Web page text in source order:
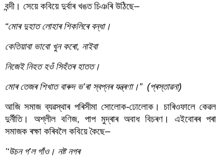
বন্দী। সেয়ে কবিয়ে দুৰ্বাৰ খঙত চিঞৰি উঠিছে–
“মোৰ দুহাত লোহাৰ শিকলিৰে বন্ধা।
কেতিয়াবা ভাবো খুন কৰো, নাইবা
নিজেই নিহত হওঁ সিহঁতৰ হাতত।
মোৰ তেজৰ শিখাত বাৰুদ ভ’ৰা স্বপ্নৰ যন্ত্ৰণা।”  (প্ৰস্তাৱনা)
আজি সমাজ ব্যৱস্থাৰ পৰিসীমা সোলোক-ঢোলোক। চাৰিওফালে কেৱল
দুৰ্নীতি। অশ্লীল বণিজ, পাপ মুদ্ৰাৰ অবাধ বিচৰণ। এইবোৰৰ পৰা
সমাজক ৰক্ষা কৰিবলৈ কবিয়ে কৈছে–
’‘উচন গ’ল গাঁও। নষ্ট নগৰ